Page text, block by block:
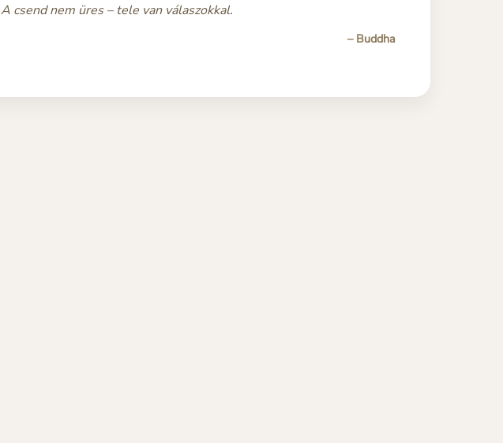
A csend nem üres – tele van válaszokkal.
– Buddha